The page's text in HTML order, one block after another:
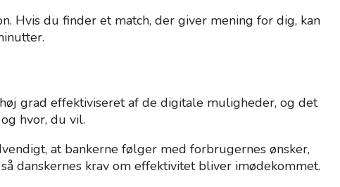
Hvis du finder et match, der giver mening for dig, kan
grad effektiviseret af de digitale muligheder, og det
hvor, du vil.
at bankerne følger med forbrugernes ønsker,
danskernes krav om effektivitet bliver imødekommet.